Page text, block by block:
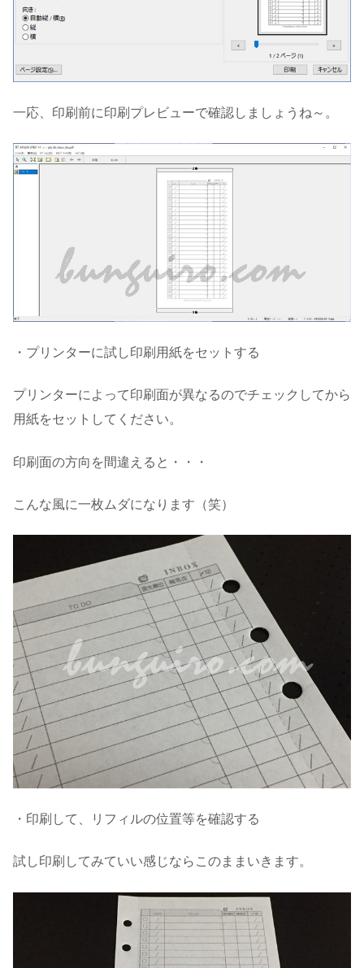
一応、印刷前に印刷プレビューで確認しましょうね～。
・ プリンターに試し印刷用紙をセットする
プリンターによって印刷面が異なるのでチェックしてから
用紙をセットしてください。
印刷面の方向を間違えると・・・
こんな風に一枚ムダになります（笑）
・ 印刷して、リフィルの位置等を確認する
試し印刷してみていい感じならこのままいきます。